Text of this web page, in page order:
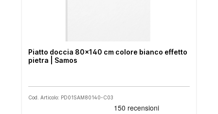
Piatto doccia 80x140 cm colore bianco effetto
pietra | Samos
Cod. Articolo: PD01SAM80140-C03